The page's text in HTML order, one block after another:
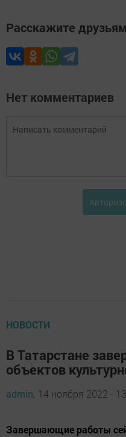
Расскажите друзьям
Нет комментариев
НОВОСТИ
​​​​​​​В Татарстане
объектов
admin, 14 ноября 2022 -
Завершающие работы